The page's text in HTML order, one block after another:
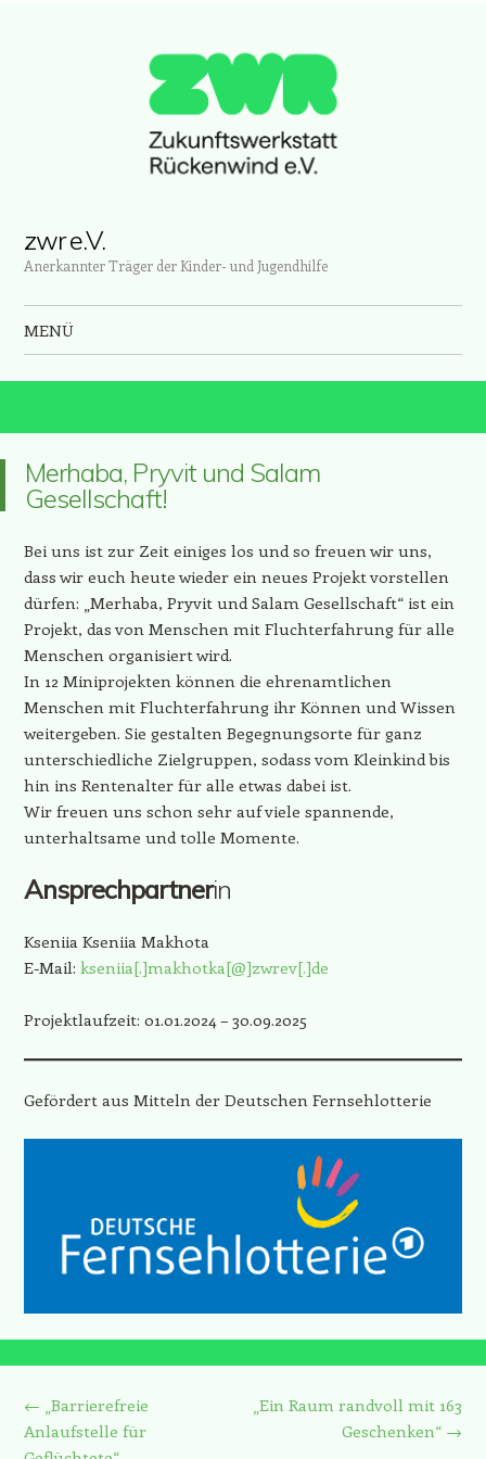
zwr e.V.
Anerkannter Träger der Kinder- und Jugendhilfe
MENÜ
Merhaba, Pryvit und Salam
Gesellschaft!
Bei uns ist zur Zeit einiges los und so freuen wir uns,
dass wir euch heute wieder ein neues Projekt vorstellen
dürfen: „Merhaba, Pryvit und Salam Gesellschaft“ ist ein
Projekt, das von Menschen mit Fluchterfahrung für alle
Menschen organisiert wird.
In 12 Miniprojekten können die ehrenamtlichen
Menschen mit Fluchterfahrung ihr Können und Wissen
weitergeben. Sie gestalten Begegnungsorte für ganz
unterschiedliche Zielgruppen, sodass vom Kleinkind bis
hin ins Rentenalter für alle etwas dabei ist.
Wir freuen uns schon sehr auf viele spannende,
unterhaltsame und tolle Momente.
Ansprechpartnerin
Kseniia Kseniia Makhota
E-Mail: kseniia[.]makhotka[@]zwrev[.]de
Projektlaufzeit: 01.01.2024 – 30.09.2025
Gefördert aus Mitteln der Deutschen Fernsehlotterie
← „Barrierefreie
Anlaufstelle für
„Ein Raum randvoll mit 163
Geschenken“ →